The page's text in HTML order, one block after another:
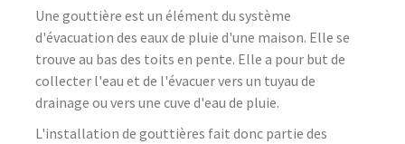
Une gouttière est un élément du système
d'évacuation des eaux de pluie d'une maison. Elle se
trouve au bas des toits en pente. Elle a pour but de
collecter l'eau et de l'évacuer vers un tuyau de
drainage ou vers une cuve d'eau de pluie.
L'installation de gouttières fait donc partie des